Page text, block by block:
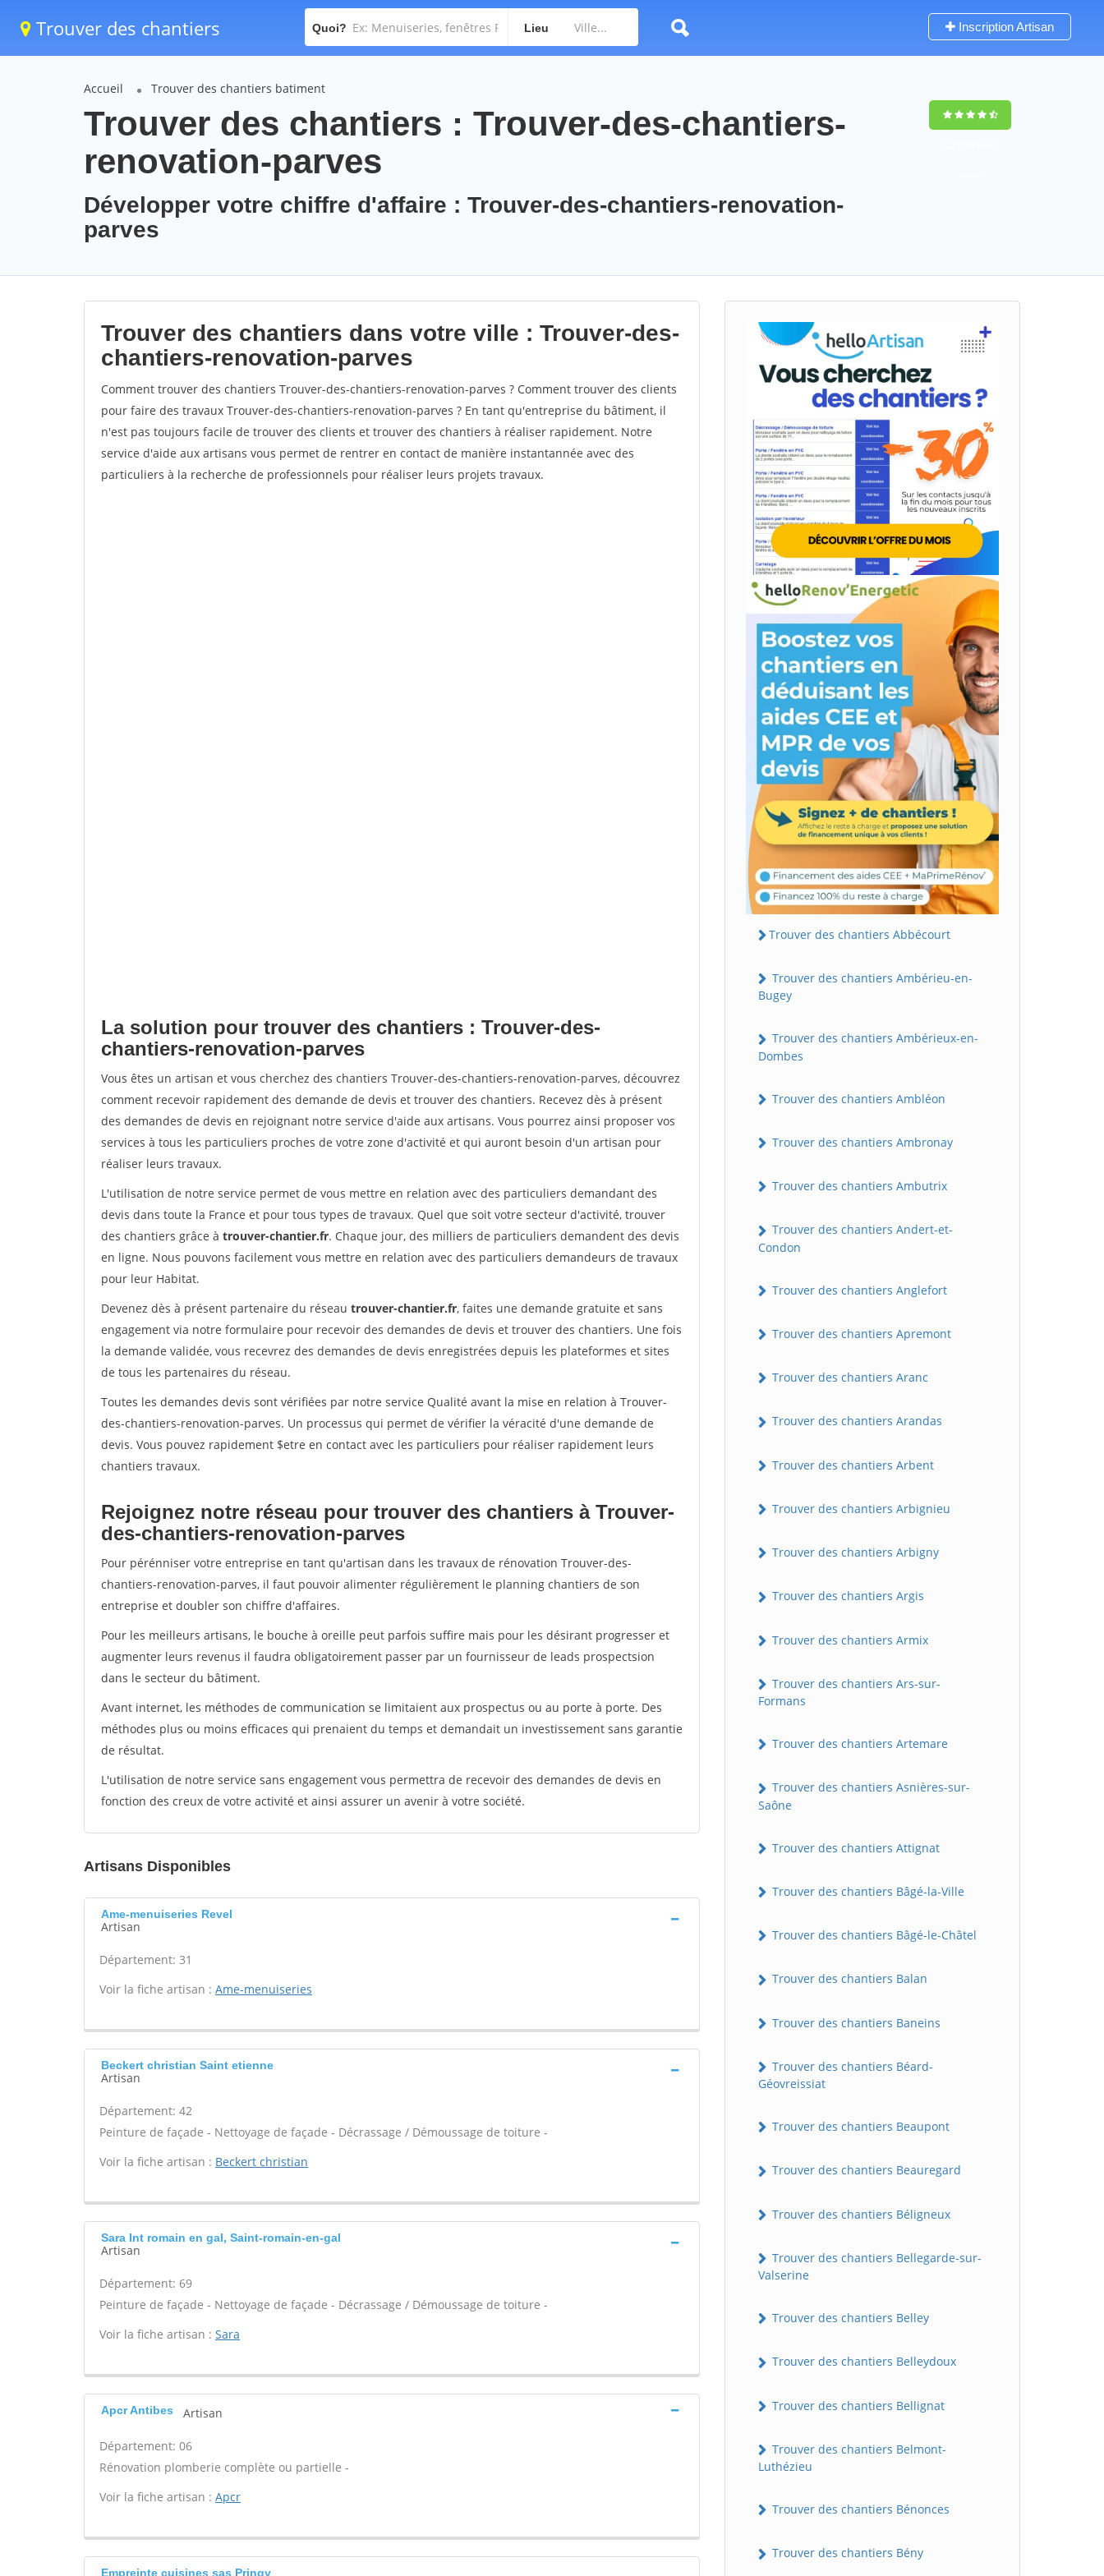
Trouver des chantiers Quoi? Lieu Inscription Artisan
Accueil Trouver des chantiers batiment
Trouver des chantiers : Trouver-des-chantiers-
renovation-parves
Développer votre chiffre d'affaire : Trouver-des-chantiers-renovation-
parves
Trouver des chantiers dans votre ville : Trouver-des-
chantiers-renovation-parves
Comment trouver des chantiers Trouver-des-chantiers-renovation-parves ? Comment trouver des clients
pour faire des travaux Trouver-des-chantiers-renovation-parves ? En tant qu'entreprise du bâtiment, il
n'est pas toujours facile de trouver des clients et trouver des chantiers à réaliser rapidement. Notre
service d'aide aux artisans vous permet de rentrer en contact de manière instantannée avec des
particuliers à la recherche de professionnels pour réaliser leurs projets travaux.
La solution pour trouver des chantiers : Trouver-des-
chantiers-renovation-parves
Vous êtes un artisan et vous cherchez des chantiers Trouver-des-chantiers-renovation-parves, découvrez
comment recevoir rapidement des demande de devis et trouver des chantiers. Recevez dès à présent
des demandes de devis en rejoignant notre service d'aide aux artisans. Vous pourrez ainsi proposer vos
services à tous les particuliers proches de votre zone d'activité et qui auront besoin d'un artisan pour
réaliser leurs travaux.
L'utilisation de notre service permet de vous mettre en relation avec des particuliers demandant des
devis dans toute la France et pour tous types de travaux. Quel que soit votre secteur d'activité, trouver
des chantiers grâce à trouver-chantier.fr. Chaque jour, des milliers de particuliers demandent des devis
en ligne. Nous pouvons facilement vous mettre en relation avec des particuliers demandeurs de travaux
pour leur Habitat.
Devenez dès à présent partenaire du réseau trouver-chantier.fr, faites une demande gratuite et sans
engagement via notre formulaire pour recevoir des demandes de devis et trouver des chantiers. Une fois
la demande validée, vous recevrez des demandes de devis enregistrées depuis les plateformes et sites
de tous les partenaires du réseau.
Toutes les demandes devis sont vérifiées par notre service Qualité avant la mise en relation à Trouver-
des-chantiers-renovation-parves. Un processus qui permet de vérifier la véracité d'une demande de
devis. Vous pouvez rapidement $etre en contact avec les particuliers pour réaliser rapidement leurs
chantiers travaux.
Rejoignez notre réseau pour trouver des chantiers à Trouver-
des-chantiers-renovation-parves
Pour pérénniser votre entreprise en tant qu'artisan dans les travaux de rénovation Trouver-des-
chantiers-renovation-parves, il faut pouvoir alimenter régulièrement le planning chantiers de son
entreprise et doubler son chiffre d'affaires.
Pour les meilleurs artisans, le bouche à oreille peut parfois suffire mais pour les désirant progresser et
augmenter leurs revenus il faudra obligatoirement passer par un fournisseur de leads prospectsion
dans le secteur du bâtiment.
Avant internet, les méthodes de communication se limitaient aux prospectus ou au porte à porte. Des
méthodes plus ou moins efficaces qui prenaient du temps et demandait un investissement sans garantie
de résultat.
L'utilisation de notre service sans engagement vous permettra de recevoir des demandes de devis en
fonction des creux de votre activité et ainsi assurer un avenir à votre société.
Artisans Disponibles
Ame-menuiseries Revel
Artisan
Département: 31
Voir la fiche artisan : Ame-menuiseries
Beckert christian Saint etienne
Artisan
Département: 42
Peinture de façade - Nettoyage de façade - Décrassage / Démoussage de toiture -
Voir la fiche artisan : Beckert christian
Sara Int romain en gal, Saint-romain-en-gal
Artisan
Département: 69
Peinture de façade - Nettoyage de façade - Décrassage / Démoussage de toiture -
Voir la fiche artisan : Sara
Apcr Antibes Artisan
Département: 06
Rénovation plomberie complète ou partielle -
Voir la fiche artisan : Apcr
Empreinte cuisines sas Pringy
Trouver des chantiers Abbécourt
Trouver des chantiers Ambérieu-en-
Bugey
Trouver des chantiers Ambérieux-en-
Dombes
Trouver des chantiers Ambléon
Trouver des chantiers Ambronay
Trouver des chantiers Ambutrix
Trouver des chantiers Andert-et-
Condon
Trouver des chantiers Anglefort
Trouver des chantiers Apremont
Trouver des chantiers Aranc
Trouver des chantiers Arandas
Trouver des chantiers Arbent
Trouver des chantiers Arbignieu
Trouver des chantiers Arbigny
Trouver des chantiers Argis
Trouver des chantiers Armix
Trouver des chantiers Ars-sur-
Formans
Trouver des chantiers Artemare
Trouver des chantiers Asnières-sur-
Saône
Trouver des chantiers Attignat
Trouver des chantiers Bâgé-la-Ville
Trouver des chantiers Bâgé-le-Châtel
Trouver des chantiers Balan
Trouver des chantiers Baneins
Trouver des chantiers Béard-
Géovreissiat
Trouver des chantiers Beaupont
Trouver des chantiers Beauregard
Trouver des chantiers Béligneux
Trouver des chantiers Bellegarde-sur-
Valserine
Trouver des chantiers Belley
Trouver des chantiers Belleydoux
Trouver des chantiers Bellignat
Trouver des chantiers Belmont-
Luthézieu
Trouver des chantiers Bénonces
Trouver des chantiers Bény